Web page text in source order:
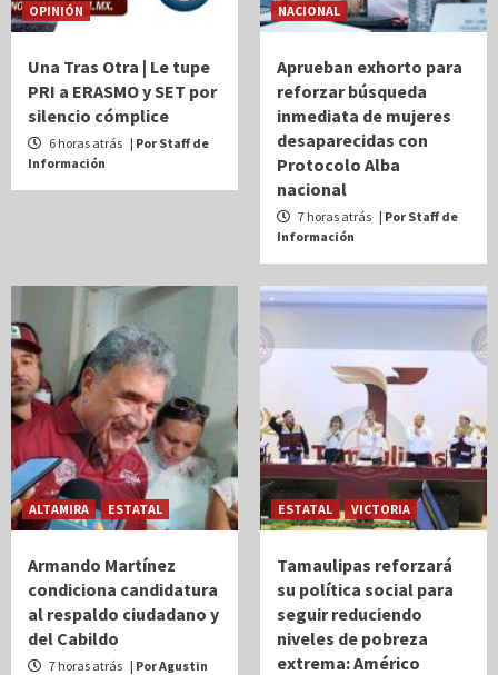
OPINIÓN
Una Tras Otra | Le tupe
PRI a ERASMO y SET por
silencio cómplice
6 horas atrás | Por Staff de
Información
NACIONAL
Aprueban exhorto para
reforzar búsqueda
inmediata de mujeres
desaparecidas con
Protocolo Alba
nacional
7 horas atrás | Por Staff de
Información
ALTAMIRA ESTATAL
Armando Martínez
condiciona candidatura
al respaldo ciudadano y
del Cabildo
7 horas atrás | Por Agustin
ESTATAL VICTORIA
Tamaulipas reforzará
su política social para
seguir reduciendo
niveles de pobreza
extrema: Américo